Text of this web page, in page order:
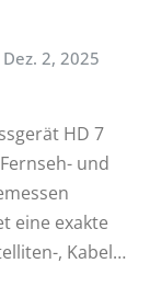
Dez. 2, 2025
HD 7
und
eine exakte
, Kabel…